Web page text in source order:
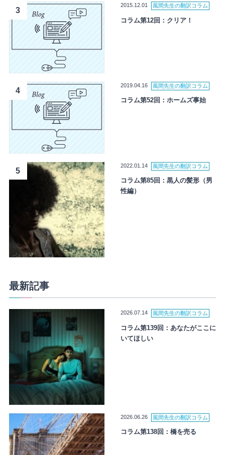
3
2015.12.01 風間先生の翻訳コラム
コラム第12回：クリア！
4
2019.04.16 風間先生の翻訳コラム
コラム第52回：ホームズ事始
5
2022.01.14 風間先生の翻訳コラム
コラム第85回：黒人の髪形（男
性編）
最新記事
2026.07.14 風間先生の翻訳コラム
コラム第139回：あなたがここに
いてほしい
2026.06.26 風間先生の翻訳コラム
コラム第138回：橋を売る